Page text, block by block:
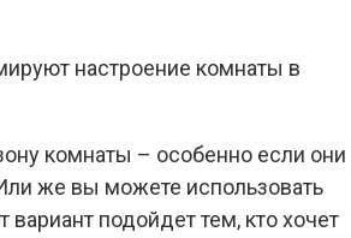
настроение комнаты в
комнаты – особенно если они
же вы можете использовать
вариант подойдет тем, кто хочет